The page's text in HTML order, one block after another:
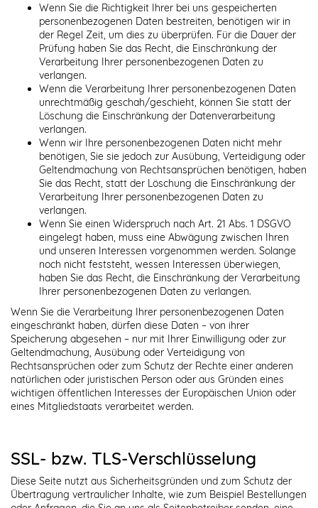
Wenn Sie die Richtigkeit Ihrer bei uns gespeicherten
personenbezogenen Daten bestreiten, benötigen wir in
der Regel Zeit, um dies zu überprüfen. Für die Dauer der
Prüfung haben Sie das Recht, die Einschränkung der
Verarbeitung Ihrer personenbezogenen Daten zu
verlangen.
Wenn die Verarbeitung Ihrer personenbezogenen Daten
unrechtmäßig geschah/geschieht, können Sie statt der
Löschung die Einschränkung der Datenverarbeitung
verlangen.
Wenn wir Ihre personenbezogenen Daten nicht mehr
benötigen, Sie sie jedoch zur Ausübung, Verteidigung oder
Geltendmachung von Rechtsansprüchen benötigen, haben
Sie das Recht, statt der Löschung die Einschränkung der
Verarbeitung Ihrer personenbezogenen Daten zu
verlangen.
Wenn Sie einen Widerspruch nach Art. 21 Abs. 1 DSGVO
eingelegt haben, muss eine Abwägung zwischen Ihren
und unseren Interessen vorgenommen werden. Solange
noch nicht feststeht, wessen Interessen überwiegen,
haben Sie das Recht, die Einschränkung der Verarbeitung
Ihrer personenbezogenen Daten zu verlangen.
Wenn Sie die Verarbeitung Ihrer personenbezogenen Daten
eingeschränkt haben, dürfen diese Daten – von ihrer
Speicherung abgesehen – nur mit Ihrer Einwilligung oder zur
Geltendmachung, Ausübung oder Verteidigung von
Rechtsansprüchen oder zum Schutz der Rechte einer anderen
natürlichen oder juristischen Person oder aus Gründen eines
wichtigen öffentlichen Interesses der Europäischen Union oder
eines Mitgliedstaats verarbeitet werden.
SSL- bzw. TLS-Verschlüsselung
Diese Seite nutzt aus Sicherheitsgründen und zum Schutz der
Übertragung vertraulicher Inhalte, wie zum Beispiel Bestellungen